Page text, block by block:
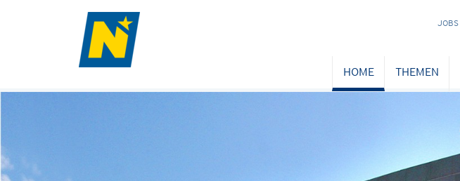
NAVIGATION
JOBS
HOME THEMEN